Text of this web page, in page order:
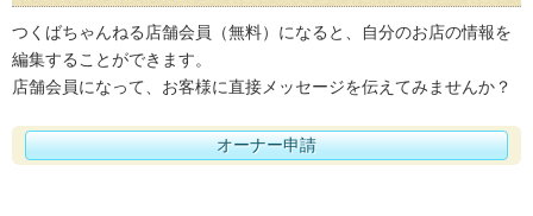
つくばちゃんねる店舗会員（無料）になると、自分のお店の情報を
編集することができます。
店舗会員になって、お客様に直接メッセージを伝えてみませんか？
オーナー申請